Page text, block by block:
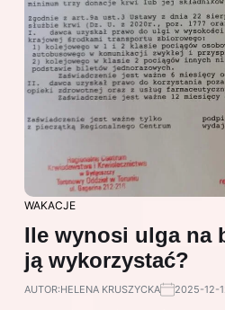
WAKACJE
Ile wynosi ulga na
ją wykorzystać?
AUTOR:HELENA KRUSZYCKA 2025-12-